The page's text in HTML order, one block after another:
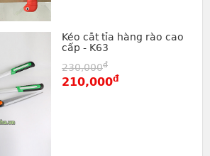
Kéo cắt tỉa hàng rào cao
cấp - K63
230,000đ
210,000đ